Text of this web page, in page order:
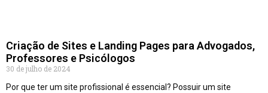
Criação de Sites e Landing Pages para Advogados,
Professores e Psicólogos
30 de julho de 2024
Por que ter um site profissional é essencial? Possuir um site